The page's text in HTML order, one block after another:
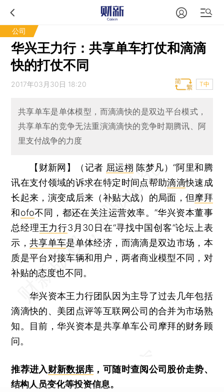
公司
华兴王力行：共享单车打仗和滴滴
快的打仗不同
2017年03月30日 18:20 T中
共享单车是单体模型，而滴滴快的是双边平台模式，
共享单车的竞争无法重演滴滴快的竞争时期腾讯、阿
里支付战争的力度
【财新网】（记者 屈运栩 陈梦凡）“阿里和腾
讯在支付领域的诉求在特定时间点帮助滴滴快速成
长起来，演变成后来（补贴大战）的局面，但摩拜
和ofo不同，都还在关注运营效率。”华兴资本董事
总经理王力行3月30日在“寻找中国创客”论坛上表
示，共享单车是单体经济，而滴滴是双边市场，本
质是平台对接车辆和用户，两者商业模型不同，对
补贴的态度也不同。
华兴资本王力行团队因为主导了过去几年包括
滴滴快的、美团点评等互联网公司的合并为市场熟
知。目前，华兴资本是共享单车公司摩拜的财务顾
问。
推荐进入财新数据库 ，可随时查阅公司股价走势、
结构人员变化等投资信息。